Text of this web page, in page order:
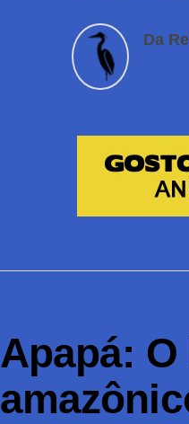
Da
Apapá: